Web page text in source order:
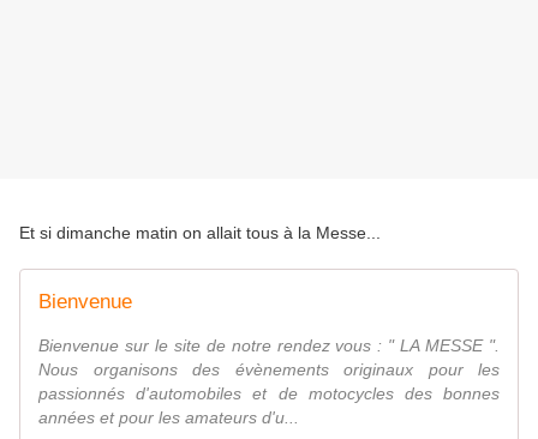
Et si dimanche matin on allait tous à la Messe...
Bienvenue
Bienvenue sur le site de notre rendez vous : " LA MESSE ".
Nous organisons des évènements originaux pour les
passionnés d'automobiles et de motocycles des bonnes
années et pour les amateurs d'u...